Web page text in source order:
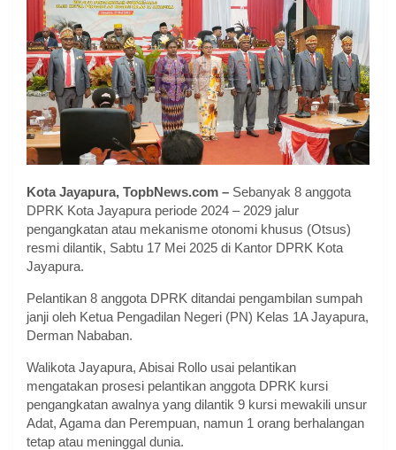
Kota Jayapura, TopbNews.com – Sebanyak 8 anggota
DPRK Kota Jayapura periode 2024 – 2029 jalur
pengangkatan atau mekanisme otonomi khusus (Otsus)
resmi dilantik, Sabtu 17 Mei 2025 di Kantor DPRK Kota
Jayapura.
Pelantikan 8 anggota DPRK ditandai pengambilan sumpah
janji oleh Ketua Pengadilan Negeri (PN) Kelas 1A Jayapura,
Derman Nababan.
Walikota Jayapura, Abisai Rollo usai pelantikan
mengatakan prosesi pelantikan anggota DPRK kursi
pengangkatan awalnya yang dilantik 9 kursi mewakili unsur
Adat, Agama dan Perempuan, namun 1 orang berhalangan
tetap atau meninggal dunia.